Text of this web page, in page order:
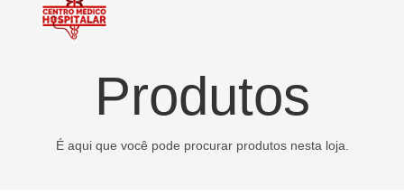
Produtos
É aqui que você pode procurar produtos nesta loja.